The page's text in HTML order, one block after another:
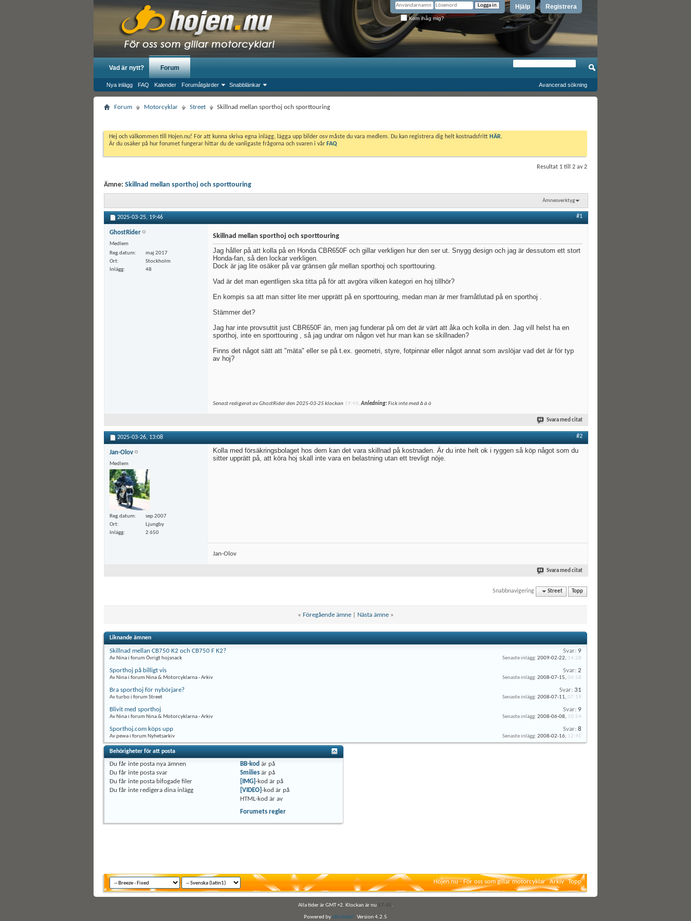
Registrera
Hjälp
Kom ihåg mig?
Vad är nytt? Forum
Nya inlägg FAQ Kalender Forumåtgärder Snabblänkar Avancerad sökning
Forum Motorcyklar Street Skillnad mellan sporthoj och sporttouring
Hej och välkommen till Hojen.nu! För att kunna skriva egna inlägg, lägga upp bilder osv måste du vara medlem. Du kan registrera dig helt kostnadsfritt HÄR.
Är du osäker på hur forumet fungerar hittar du de vanligaste frågorna och svaren i vår FAQ
Resultat 1 till 2 av 2
Ämne: Skillnad mellan sporthoj och sporttouring
Ämnesverktyg
2025-03-25, 19:46 #1
GhostRider
Medlem
Reg.datum
maj 2017
Ort
Stockholm
Inlägg
48
Skillnad mellan sporthoj och sporttouring
Jag håller på att kolla på en Honda CBR650F och gillar verkligen hur den ser ut. Snygg design och jag är dessutom ett stort
Honda-fan, så den lockar verkligen.
Dock är jag lite osäker på var gränsen går mellan sporthoj och sporttouring.
Vad är det man egentligen ska titta på för att avgöra vilken kategori en hoj tillhör?
En kompis sa att man sitter lite mer upprätt på en sporttouring, medan man är mer framåtlutad på en sporthoj .
Stämmer det?
Jag har inte provsuttit just CBR650F än, men jag funderar på om det är värt att åka och kolla in den. Jag vill helst ha en
sporthoj, inte en sporttouring , så jag undrar om någon vet hur man kan se skillnaden?
Finns det något sätt att "mäta" eller se på t.ex. geometri, styre, fotpinnar eller något annat som avslöjar vad det är för typ
av hoj?
Senast redigerat av GhostRider den 2025-03-25 klockan 19:49.Anledning:Fick inte med å ä ö
Svara med citat
2025-03-26, 13:08 #2
Jan-Olov
Medlem
Reg.datum
sep 2007
Ort
Ljungby
Inlägg
2 650
Kolla med försäkringsbolaget hos dem kan det vara skillnad på kostnaden. Är du inte helt ok i ryggen så köp något som du
sitter upprätt på, att köra hoj skall inte vara en belastning utan ett trevligt nöje.
Jan-Olov
Svara med citat
Snabbnavigering Street Topp
« Föregående ämne| Nästa ämne »
Liknande ämnen
Skillnad mellan CB750 K2 och CB750 F K2?
Av Nina i forum Övrigt hojsnack
Svar: 9
Senaste inlägg: 2009-02-22, 14:28
Sporthoj på billigt vis
Av Nina i forum Nina & Motorcyklarna - Arkiv
Svar: 2
Senaste inlägg: 2008-07-15, 06:58
Bra sporthoj för nybörjare?
Av turbo i forum Street
Svar: 31
Senaste inlägg: 2008-07-11, 07:19
Blivit med sporthoj
Av Nina i forum Nina & Motorcyklarna - Arkiv
Svar: 9
Senaste inlägg: 2008-06-08, 10:54
Sporthoj.com köps upp
Av pewa i forum Nyhetsarkiv
Svar: 8
Senaste inlägg: 2008-02-16, 12:45
Behörigheter för att posta
Du får inte posta nya ämnen
Du får inte posta svar
Du får inte posta bifogade filer
Du får inte redigera dina inlägg
BB-kod är på
Smilies är på
[IMG]-kod är på
[VIDEO]-kod är på
HTML-kod är av
Forumets regler
Hojen.nu - För oss som gillar motorcyklar Arkiv Topp
Alla tider är GMT +2. Klockan är nu 17:45.
Powered byvBulletin® Version 4.2.5